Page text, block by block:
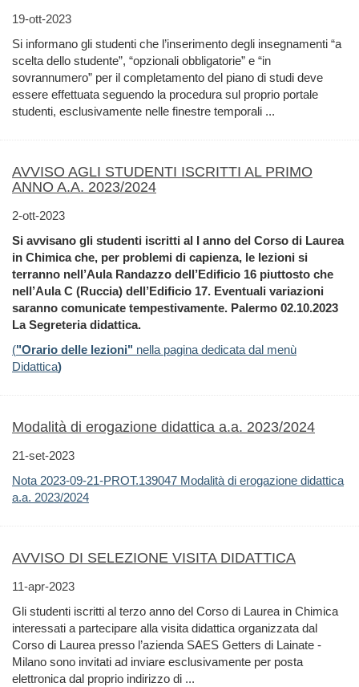
19-ott-2023
Si informano gli studenti che l’inserimento degli insegnamenti “a
scelta dello studente”, “opzionali obbligatorie” e “in
sovrannumero” per il completamento del piano di studi deve
essere effettuata seguendo la procedura sul proprio portale
studenti, esclusivamente nelle finestre temporali ...
AVVISO AGLI STUDENTI ISCRITTI AL PRIMO
ANNO A.A. 2023/2024
2-ott-2023
Si avvisano gli studenti iscritti al I anno del Corso di Laurea
in Chimica che, per problemi di capienza, le lezioni si
terranno nell’Aula Randazzo dell’Edificio 16 piuttosto che
nell’Aula C (Ruccia) dell’Edificio 17. Eventuali variazioni
saranno comunicate tempestivamente. Palermo 02.10.2023
La Segreteria didattica.
("Orario delle lezioni" nella pagina dedicata dal menù
Didattica)
Modalità di erogazione didattica a.a. 2023/2024
21-set-2023
Nota 2023-09-21-PROT.139047 Modalità di erogazione didattica
a.a. 2023/2024
AVVISO DI SELEZIONE VISITA DIDATTICA
11-apr-2023
Gli studenti iscritti al terzo anno del Corso di Laurea in Chimica
interessati a partecipare alla visita didattica organizzata dal
Corso di Laurea presso l’azienda SAES Getters di Lainate -
Milano sono invitati ad inviare esclusivamente per posta
elettronica dal proprio indirizzo di ...